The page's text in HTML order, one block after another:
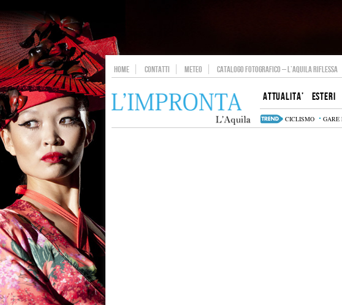
HOME CONTATTI METEO CATALOGO FOTOGRAFICO – L’AQUILA RIFLESSA
ATTUALITA’ ESTERI
CICLISMO GARE